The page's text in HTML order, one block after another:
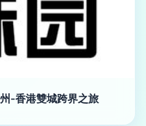
-香港雙城跨界之旅